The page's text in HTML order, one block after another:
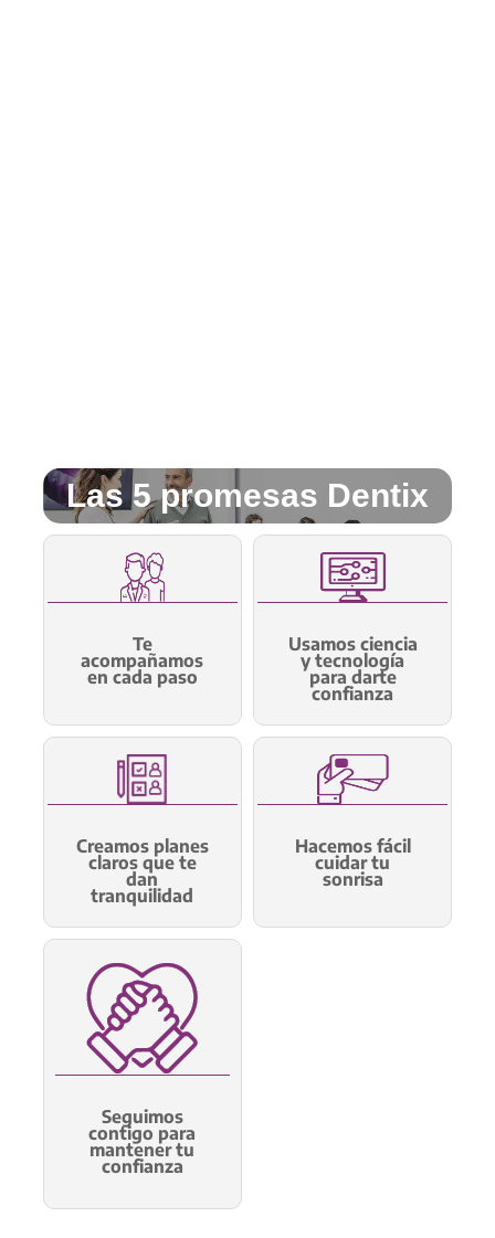
Las 5 promesas Dentix
Te
acompañamos
en cada paso
Usamos ciencia
y tecnología
para darte
confianza
Creamos planes
claros que te
dan
tranquilidad
Hacemos fácil
cuidar tu
sonrisa
Seguimos
contigo para
mantener tu
confianza